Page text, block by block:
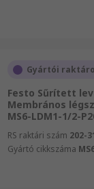
Gyártói
Festo Sűrített
Membrános
MS6-LDM1-1/2-
RS raktári szám 202-
Gyártó cikkszáma